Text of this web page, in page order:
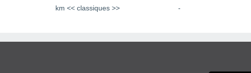
km << classiques >> -